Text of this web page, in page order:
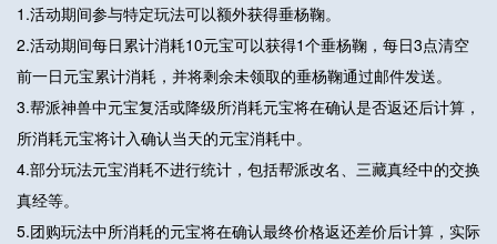
1.活动期间参与特定玩法可以额外获得垂杨鞠。
2.活动期间每日累计消耗10元宝可以获得1个垂杨鞠，每日3点清空
前一日元宝累计消耗，并将剩余未领取的垂杨鞠通过邮件发送。
3.帮派神兽中元宝复活或降级所消耗元宝将在确认是否返还后计算，
所消耗元宝将计入确认当天的元宝消耗中。
4.部分玩法元宝消耗不进行统计，包括帮派改名、三藏真经中的交换
真经等。
5.团购玩法中所消耗的元宝将在确认最终价格返还差价后计算，实际